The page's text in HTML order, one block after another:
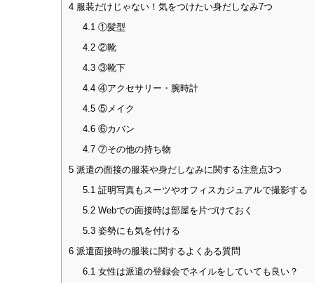
4 服装だけじゃない！気をつけたい身だしなみ7つ
4.1①髪型
4.2②靴
4.3③靴下
4.4④アクセサリー・腕時計
4.5⑤メイク
4.6⑥カバン
4.7⑦その他の持ち物
5 派遣の面接の服装や身だしなみに関する注意点3つ
5.1証明写真もスーツやオフィスカジュアルで撮影する
5.2Webでの面接時は部屋を片づけておく
5.3姿勢にも気を付ける
6 派遣面接時の服装に関するよくある質問
6.1女性は派遣の登録会でネイルをしていても良い？